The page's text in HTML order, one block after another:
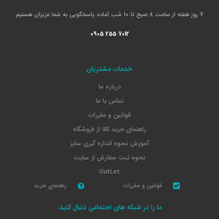
7 روز هفته از ساعت 8 صبح تا 10 شب آماده پاسخگویی به شما عزیزان هستیم
0905 255 7012
خدمات مشتریان
درباره ما
تماس با ما
قوانین و مقررات
راهنمای خرید کالا از فروشگاه
آموزش نحوه اندازه گیری سایز
نحوه ثبت سفارش از سایت
OutLet
قوانین و مقررات راهنمای خرید
ما را در شبکه های اجتماعی دنبال کنید: